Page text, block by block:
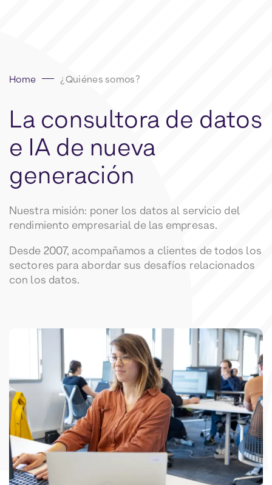
Home ¿Quiénes somos?
La consultora de datos
e IA de nueva
generación
Nuestra misión: poner los datos al servicio del
rendimiento empresarial de las empresas.
Desde 2007, acompañamos a clientes de todos los
sectores para abordar sus desafíos relacionados
con los datos.